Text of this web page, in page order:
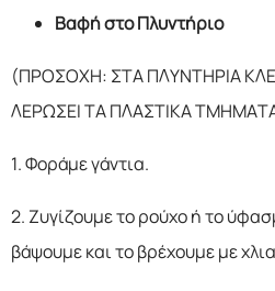
Βαφή στο Πλυντήριο
(ΠΡΟΣΟΧΗ: ΣΤΑ ΠΛΥΝΤΗΡΙΑ
ΛΕΡΩΣΕΙ ΤΑ ΠΛΑΣΤΙΚΑ
1. Φοράμε γάντια.
2. Ζυγίζουμε το ρούχο ή το
βάψουμε και το βρέχουμε με